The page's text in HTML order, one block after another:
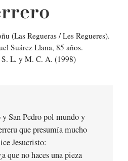
(Las Regueras / Les Regueres).
Suárez Llana, 85 años.
S. L. y M. C. A. (1998)
San Pedro pol mundo y
que presumía mucho
Jesucristo:
que no haces una pieza